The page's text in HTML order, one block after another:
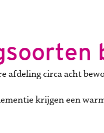
afdeling circa acht
krijgen een